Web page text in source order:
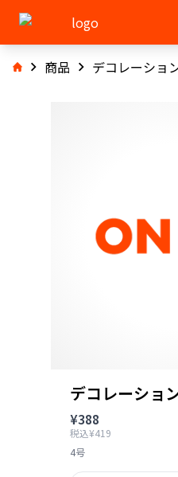
商品 デコレーショ
デコレーショ
¥388
税込¥419
4号